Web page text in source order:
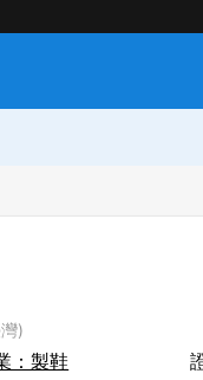
)
：製鞋